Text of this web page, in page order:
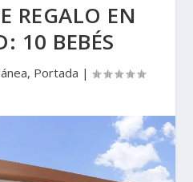
REGALO EN
10 BEBÉS
, Portada |